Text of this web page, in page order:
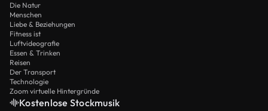
Die Natur
Menschen
Liebe & Beziehungen
Fitness ist
Luftvideografie
Essen & Trinken
Reisen
Der Transport
Technologie
Zoom virtuelle Hintergründe
Kostenlose Stockmusik